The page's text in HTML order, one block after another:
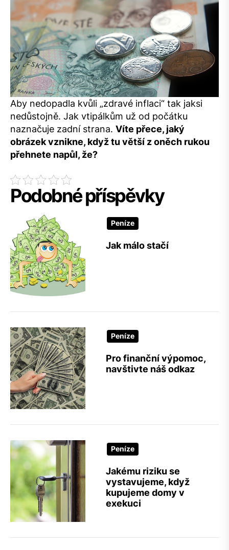
Aby nedopadla kvůli „zdravé inflaci“ tak jaksi
nedůstojně. Jak vtipálkům už od počátku
naznačuje zadní strana. Víte přece, jaký
obrázek vznikne, když tu větší z oněch rukou
přehnete napůl, že?
Podobné příspěvky
Peníze
Jak málo stačí
Peníze
Pro finanční výpomoc,
navštivte náš odkaz
Peníze
Jakému riziku se
vystavujeme, když
kupujeme domy v
exekuci